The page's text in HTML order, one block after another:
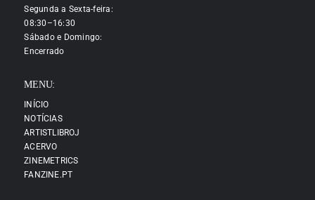
Segunda a Sexta-feira:
08:30–16:30
Sábado e Domingo:
Encerrado
MENU:
INÍCIO
NOTÍCIAS
ARTISTLIBROJ
ACERVO
ZINEMETRICS
FANZINE.PT